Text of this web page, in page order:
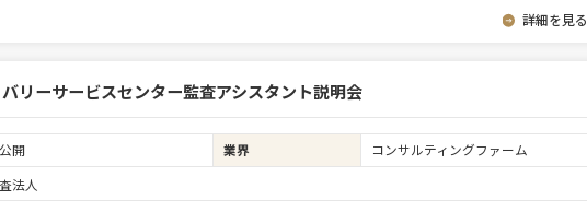
詳細を見る
リーサービスセンター監査アシスタント説明会
開 業界
コンサルティングファーム
法人